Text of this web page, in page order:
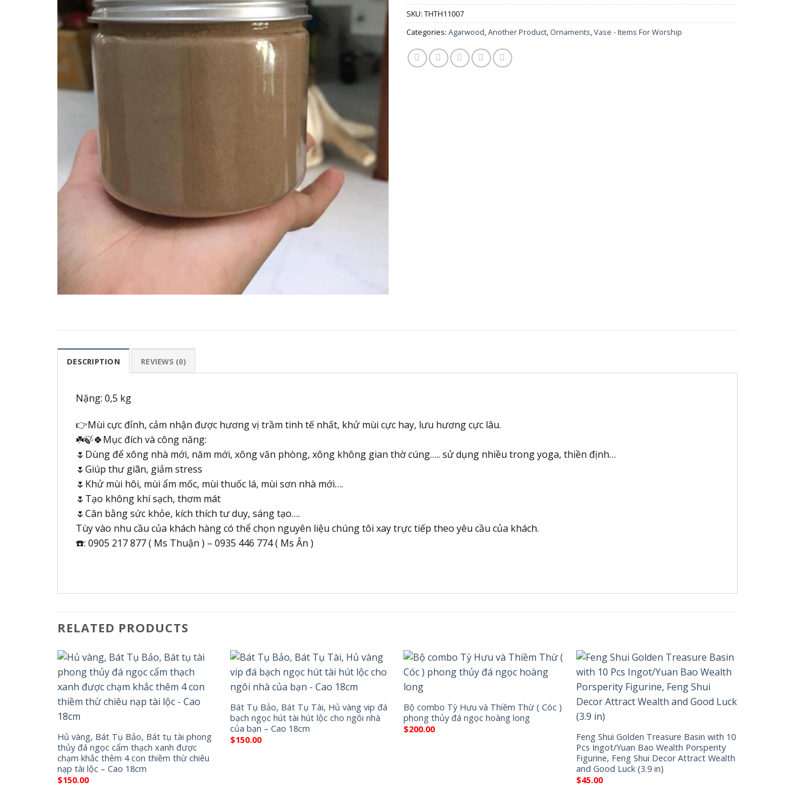
SKU: THTH11007
Categories: Agarwood,Another Product, Ornaments,Vase - Items For Worship
DESCRIPTION REVIEWS (0)
Nặng: 0,5 kg
👉Mùi cực đỉnh, cảm nhận được hương vị trầm tinh tế nhất, khử mùi cực hay, lưu hương cực lâu.
☘️🍃🍀Mục đích và công năng:
🌷Dùng để xông nhà mới, năm mới, xông văn phòng, xông không gian thờ cúng….. sử dụng nhiều trong yoga, thiền định…
🌷Giúp thư giãn, giảm stress
🌷Khử mùi hôi, mùi ẩm mốc, mùi thuốc lá, mùi sơn nhà mới….
🌷Tạo không khí sạch, thơm mát
🌷Cân bằng sức khỏe, kích thích tư duy, sáng tạo….
Tùy vào nhu cầu của khách hàng có thể chọn nguyên liệu chúng tôi xay trực tiếp theo yêu cầu của khách.
☎️: 0905 217 877 ( Ms Thuận ) – 0935 446 774 ( Ms Ân )
RELATED PRODUCTS
Hủ vàng, Bát Tụ Bảo, Bát tụ tài phong
thủy đá ngọc cẩm thạch xanh được
chạm khắc thêm 4 con thiềm thừ chiêu
nạp tài lộc – Cao 18cm
$150.00
Bát Tụ Bảo, Bát Tụ Tài, Hủ vàng vip đá
bạch ngọc hút tài hút lộc cho ngôi nhà
của bạn – Cao 18cm
$150.00
Bộ combo Tỳ Hưu và Thiềm Thừ ( Cóc )
phong thủy đá ngọc hoàng long
$200.00
Feng Shui Golden Treasure Basin with 10
Pcs Ingot/Yuan Bao Wealth Porsperity
Figurine, Feng Shui Decor Attract Wealth
and Good Luck (3.9 in)
$45.00